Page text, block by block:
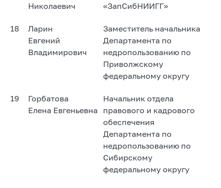
Николаевич
«ЗапСибНИИГГ»
18
Ларин
Евгений
Владимирович
Заместитель начальника
Департамента по
недропользованию по
Приволжскому
федеральному округу
19
Горбатова
Елена Евгеньевна
Начальник отдела
правового и кадрового
обеспечения
Департамента по
недропользованию по
Сибирскому
федеральному округу